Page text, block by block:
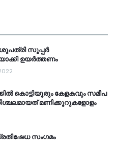
സൂപ്പർ
ഉയർത്തണം
കൊട്ടിയൂരും കേളകവും സമീപ
മണിക്കൂറുകളോളം
സംഗമം